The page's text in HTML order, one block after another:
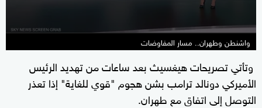
واشنطن وطهران.. مسار المفاوضات
وتأتي تصريحات هيغسيث بعد ساعات من تهديد الرئيس
الأميركي دونالد ترامب بشن هجوم "قوي للغاية" إذا تعذر
التوصل إلى اتفاق مع طهران.